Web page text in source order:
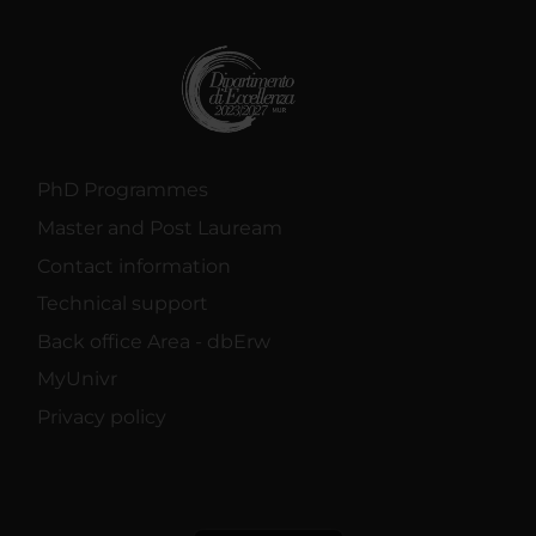
PhD Programmes
Master and Post Lauream
Contact information
Technical support
Back office Area - dbErw
MyUnivr
Privacy policy